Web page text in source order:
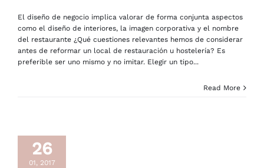
El diseño de negocio implica valorar de forma conjunta aspectos
como el diseño de interiores, la imagen corporativa y el nombre
del restaurante ¿Qué cuestiones relevantes hemos de considerar
antes de reformar un local de restauración u hostelería? Es
preferible ser uno mismo y no imitar. Elegir un tipo...
Read More
26
01, 2017